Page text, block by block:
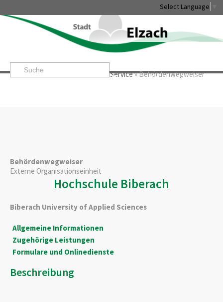
Select Language
Startseite» »Service»Behördenwegweiser
Leben & Erleben Rathaus & Service Stadtentwicklung &
Behördenwegweiser
Externe Organisationseinheit
Hochschule Biberach
Biberach University of Applied Sciences
Allgemeine Informationen
Zugehörige Leistungen
Formulare und Onlinedienste
Beschreibung